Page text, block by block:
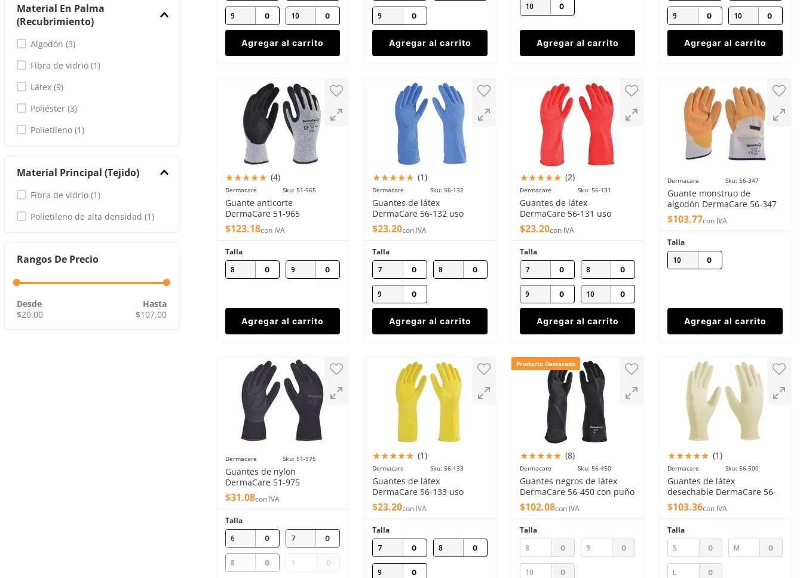
Material En Palma
(Recubrimiento)
Algodón (3)
Fibra de vidrio (1)
Látex (9)
Poliéster (3)
Polietileno (1)
Material Principal (tejido)
Fibra de vidrio (1)
Polietileno de alta densidad (1)
Rangos De Precio
$20.00 $107.00
9 10
Agregar al carrito
9
Agregar al carrito
10
Agregar al carrito
9 10
Agregar al carrito
★★★★★ (4)
Dermacare Sku: 51-965
Guante anticorte
DermaCare 51-965
polietileno y látex nivel C
$123.18con IVA
Talla
8
9
Agregar al carrito
★★★★★ (1)
Dermacare Sku: 56-132
Guantes de látex
DermaCare 56-132 uso
doméstico 18mm azul
$23.20con IVA
Talla
7
8
9
Agregar al carrito
★★★★★ (2)
Dermacare Sku: 56-131
Guantes de látex
DermaCare 56-131 uso
doméstico 18mm rojos
$23.20con IVA
Talla
7
8
9 10
Agregar al carrito
Dermacare Sku: 56-347
Guante monstruo de
algodón DermaCare 56-347
amarillo 25.5cm
$103.77con IVA
Talla
10
Agregar al carrito
Dermacare Sku: 51-975
Guantes de nylon
DermaCare 51-975
recubrimiento látex 20cm
$31.08con IVA
Talla
6
7
8 9
★★★★★ (1)
Dermacare Sku: 56-133
Guantes de látex
DermaCare 56-133 uso
doméstico 18mm amarillo
$23.20con IVA
Talla
7
8
9
Producto Destacado
★★★★★ (8)
Dermacare Sku: 56-450
Guantes negros de látex
DermaCare 56-450 con puño
rolado 45cm
$102.08con IVA
Talla
8
9
10
★★★★★ (1)
Dermacare Sku: 56-500
Guantes de látex
desechable DermaCare 56-
500 natural 24 cm
$103.36con IVA
Talla
S
M
L